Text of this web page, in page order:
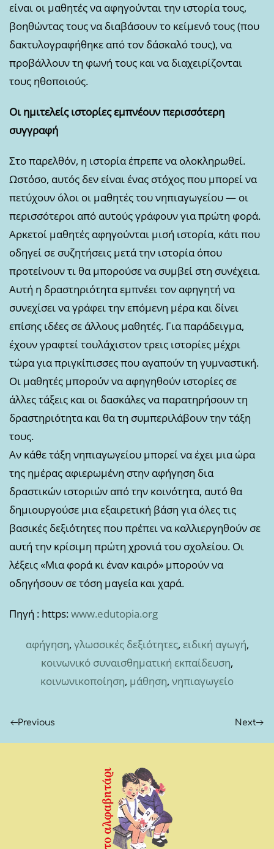
είναι οι μαθητές να αφηγούνται την ιστορία τους,
βοηθώντας τους να διαβάσουν το κείμενό τους (που
δακτυλογραφήθηκε από τον δάσκαλό τους), να
προβάλλουν τη φωνή τους και να διαχειρίζονται
τους ηθοποιούς.
Οι ημιτελείς ιστορίες εμπνέουν περισσότερη
συγγραφή
Στο παρελθόν, η ιστορία έπρεπε να ολοκληρωθεί.
Ωστόσο, αυτός δεν είναι ένας στόχος που μπορεί να
πετύχουν όλοι οι μαθητές του νηπιαγωγείου — οι
περισσότεροι από αυτούς γράφουν για πρώτη φορά.
Αρκετοί μαθητές αφηγούνται μισή ιστορία, κάτι που
οδηγεί σε συζητήσεις μετά την ιστορία όπου
προτείνουν τι θα μπορούσε να συμβεί στη συνέχεια.
Αυτή η δραστηριότητα εμπνέει τον αφηγητή να
συνεχίσει να γράφει την επόμενη μέρα και δίνει
επίσης ιδέες σε άλλους μαθητές. Για παράδειγμα,
έχουν γραφτεί τουλάχιστον τρεις ιστορίες μέχρι
τώρα για πριγκίπισσες που αγαπούν τη γυμναστική.
Οι μαθητές μπορούν να αφηγηθούν ιστορίες σε
άλλες τάξεις και οι δασκάλες να παρατηρήσουν τη
δραστηριότητα και θα τη συμπεριλάβουν την τάξη
τους.
Αν κάθε τάξη νηπιαγωγείου μπορεί να έχει μια ώρα
της ημέρας αφιερωμένη στην αφήγηση δια
δραστικών ιστοριών από την κοινότητα, αυτό θα
δημιουργούσε μια εξαιρετική βάση για όλες τις
βασικές δεξιότητες που πρέπει να καλλιεργηθούν σε
αυτή την κρίσιμη πρώτη χρονιά του σχολείου. Οι
λέξεις «Μια φορά κι έναν καιρό» μπορούν να
οδηγήσουν σε τόση μαγεία και χαρά.
Πηγή : https:www.edutopia.org
αφήγηση, γλωσσικές δεξιότητες, ειδική αγωγή,
κοινωνικό συναισθηματική εκπαίδευση,
κοινωνικοποίηση, μάθηση, νηπιαγωγείο
Previous Next